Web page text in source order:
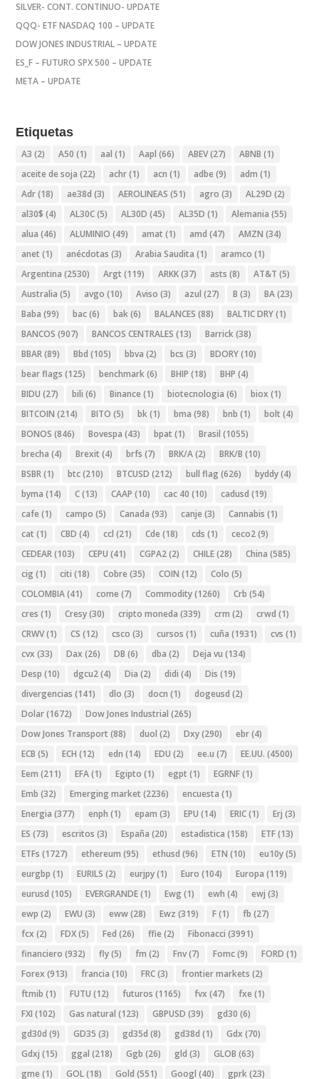
SILVER- CONT. CONTINUO- UPDATE
QQQ- ETF NASDAQ 100 – UPDATE
DOW JONES INDUSTRIAL – UPDATE
ES_F – FUTURO SPX 500 – UPDATE
META – UPDATE
Etiquetas
A3 (2) A50 (1) aal (1) Aapl (66) ABEV(27) ABNB (1)
aceite de soja (22) achr(1) acn (1) adbe (9) adm (1)
Adr(18) ae38d (3) AEROLINEAS (51) agro (3) AL29D (2)
al30$ (4) AL30C(5) AL30D (45) AL35D (1) Alemania (55)
alua (46) ALUMINIO (49) amat (1) amd (47) AMZN (34)
anet (1) anécdotas (3) Arabia Saudita (1) aramco (1)
Argentina (2530) Argt (119) ARKK(37) asts (8) AT&T (5)
Australia (5) avgo (10) Aviso (3) azul (27) B (3) BA(23)
Baba (99) bac(6) bak(6) BALANCES (88) BALTIC DRY(1)
BANCOS (907) BANCOS CENTRALES (13) Barrick(38)
BBAR(89) Bbd (105) bbva (2) bcs (3) BDORY(10)
bear flags (125) benchmark(6) BHIP (18) BHP (4)
BIDU (27) bili (6) Binance (1) biotecnologia (6) biox (1)
BITCOIN (214) BITO (5) bk(1) bma (98) bnb (1) bolt (4)
BONOS (846) Bovespa (43) bpat (1) Brasil (1055)
brecha (4) Brexit (4) brfs (7) BRK/A(2) BRK/B (10)
BSBR(1) btc(210) BTCUSD (212) bull flag (626) byddy(4)
byma (14) C(13) CAAP (10) cac 40 (10) cadusd (19)
cafe (1) campo (5) Canada (93) canje (3) Cannabis (1)
cat (1) CBD (4) ccl (21) Cde (18) cds (1) ceco2(9)
CEDEAR(103) CEPU (41) CGPA2(2) CHILE(28) China (585)
cig (1) citi (18) Cobre (35) COIN (12) Colo (5)
COLOMBIA(41) come (7) Commodity(1260) Crb (54)
cres (1) Cresy(30) cripto moneda (339) crm (2) crwd (1)
CRWV(1) CS (12) csco (3) cursos (1) cuña (1931) cvs (1)
cvx (33) Dax (26) DB (6) dba (2) Deja vu (134)
Desp (10) dgcu2(4) Dia (2) didi (4) Dis (19)
divergencias (141) dlo (3) docn (1) dogeusd (2)
Dolar(1672) Dow Jones Industrial (265)
Dow Jones Transport (88) duol (2) Dxy(290) ebr(4)
ECB (5) ECH (12) edn (14) EDU (2) ee.u (7) EE.UU. (4500)
Eem (211) EFA(1) Egipto (1) egpt (1) EGRNF(1)
Emb (32) Emerging market (2236) encuesta (1)
Energia (377) enph (1) epam (3) EPU (14) ERIC(1) Erj (3)
ES (73) escritos (3) España (20) estadistica (158) ETF(13)
ETFs (1727) ethereum (95) ethusd (96) ETN (10) eu10y(5)
eurgbp (1) EURILS (2) eurjpy(1) Euro (104) Europa (119)
eurusd (105) EVERGRANDE(1) Ewg (1) ewh (4) ewj (3)
ewp (2) EWU (3) eww(28) Ewz (319) F(1) fb (27)
fcx (2) FDX(5) Fed (26) ffie (2) Fibonacci (3991)
financiero (932) fly(5) fm (2) Fnv(7) Fomc(9) FORD (1)
Forex (913) francia (10) FRC(3) frontier markets (2)
ftmib (1) FUTU (12) futuros (1165) fvx (47) fxe (1)
FXI (102) Gas natural (123) GBPUSD (39) gd30 (6)
gd30d (9) GD35 (3) gd35d (8) gd38d (1) Gdx (70)
Gdxj (15) ggal (218) Ggb (26) gld (3) GLOB (63)
gme (1) GOL(18) Gold (551) Googl (40) gprk(23)